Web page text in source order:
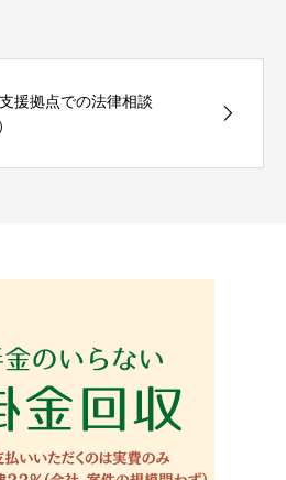
援拠点での法律相談